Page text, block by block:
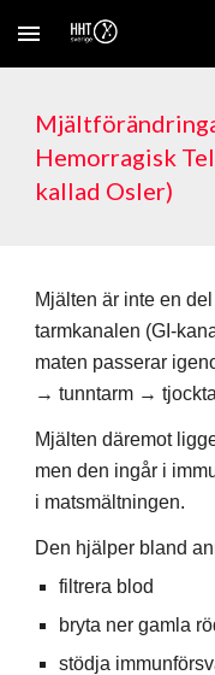
Skip to main content
Hemorragisk
kallad Osler)
Mjälten är inte en
tarmkanalen (GI-
maten passerar
→ tunntarm →
Mjälten däremot
men den ingår i
i matsmältningen.
Den hjälper bland
filtrera blod
bryta ner gamla
stödja